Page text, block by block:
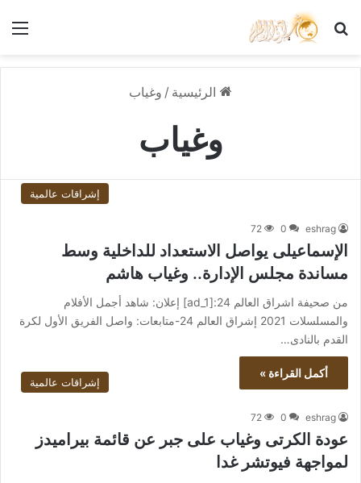
بحث عن
الرئيسية / وغياب
وغياب
إشراقات عالمية
eshrag
0
72
الإسماعيلى يواصل الاستعداد للداخلية وسط
مساندة مجلس الإدارة.. وغياب هاشم
من صحيفة اشراق العالم 24:[ad_1] إعلان: شاهد أجمل الأفلام
والمسلسلات 2021 إشراق العالم 24-متابعات: واصل الفريق الأول لكرة
القدم بالنادى…
أكمل القراءة »
إشراقات عالمية
eshrag
0
72
عودة الكرتى وغياب على جبر عن قائمة بيراميدز
لمواجهة فيوتشر غدا